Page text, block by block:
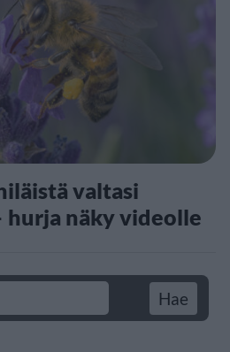
valtasi
hurja näky videolle